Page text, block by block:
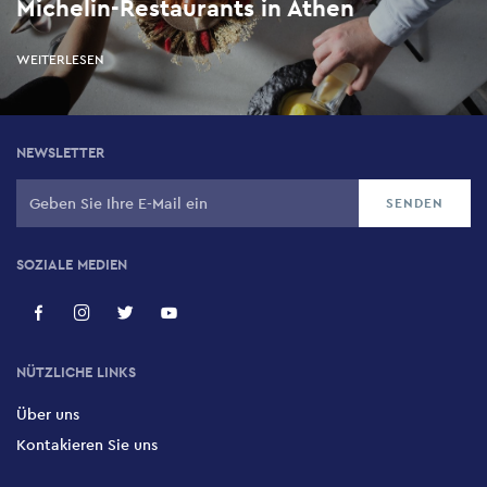
Papadakis
Fokilidou 15, Kolonaki, 106 71
Michelin-Restaurants in Athen
WEITERLESEN
NEWSLETTER
SOZIALE MEDIEN
NÜTZLICHE LINKS
Über uns
Kontakieren Sie uns